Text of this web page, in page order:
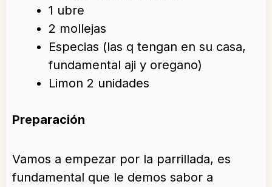
1 ubre
2 mollejas
Especias (las q tengan en su casa,
fundamental aji y oregano)
Limon 2 unidades
Preparación
Vamos a empezar por la parrillada, es
fundamental que le demos sabor a